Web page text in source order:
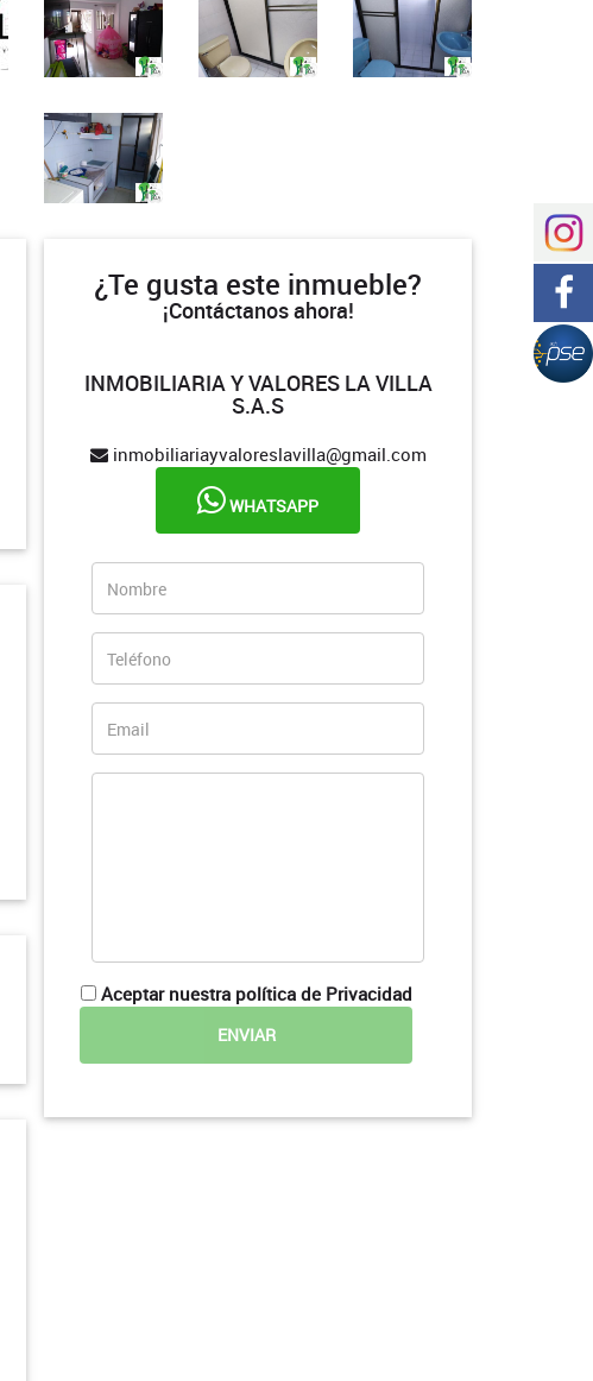
¿Te gusta este inmueble?
¡Contáctanos ahora!
INMOBILIARIA Y VALORES LA VILLA
S.A.S
inmobiliariayvaloreslavilla@gmail.com
WHATSAPP
Aceptar nuestra política de Privacidad